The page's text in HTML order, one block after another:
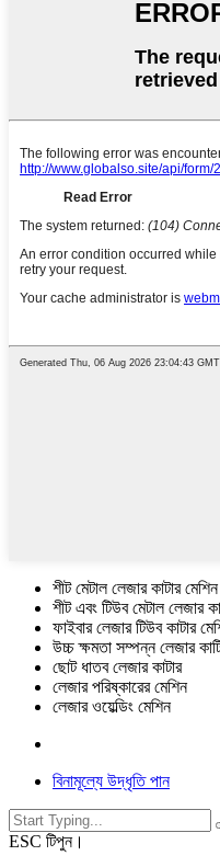
শীট মেটাল লেজার কাটার মেশিন
শীট এবং টিউব মেটাল লেজার
ফাইবার লেজার টিউব কাটার
উচ্চ ক্ষমতা সম্পন্ন লেজার
ছোট ধাতব লেজার কাটার
লেজার পরিষ্কারের মেশিন
লেজার ওয়েল্ডিং মেশিন
বিনামূল্যে উদ্ধৃতি পান
ESC টিপুন।